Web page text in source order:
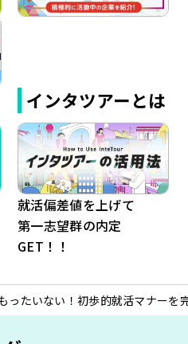
インタツアーとは
就活偏差値を上げて
第一志望群の内定
GET！！
ったいない！初歩的就活マナーを